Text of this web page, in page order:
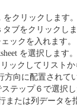
をクリックします。
タブをクリックしま
ックを入れます。
を選択します。
ックしてリスト
向に配置されて
テップ６で選択
または列データを